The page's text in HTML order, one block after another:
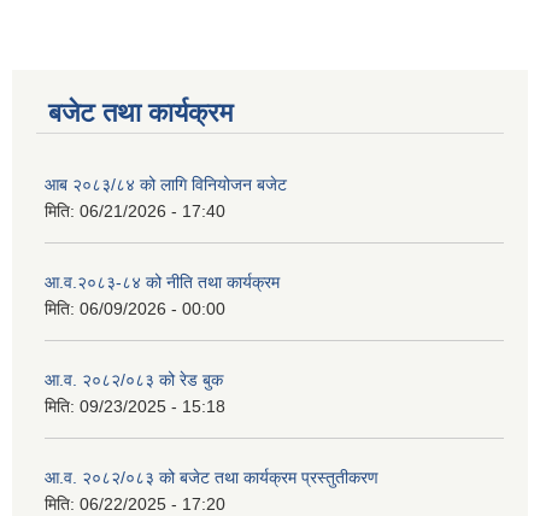
बजेट तथा कार्यक्रम
आब २०८३/८४ को लागि विनियोजन बजेट
मिति: 06/21/2026 - 17:40
आ.व.२०८३-८४ को नीति तथा कार्यक्रम
मिति: 06/09/2026 - 00:00
आ.व. २०८२/०८३ को रेड बुक
मिति: 09/23/2025 - 15:18
आ.व. २०८२/०८३ को बजेट तथा कार्यक्रम प्रस्तुतीकरण
मिति: 06/22/2025 - 17:20